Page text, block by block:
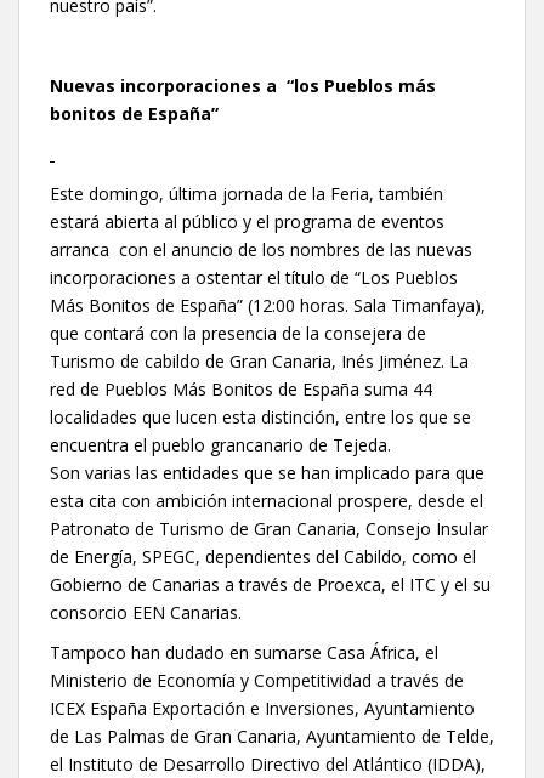
nuestro país”.
Nuevas incorporaciones a “los Pueblos más
bonitos de España”
Este domingo, última jornada de la Feria, también
estará abierta al público y el programa de eventos
arranca con el anuncio de los nombres de las nuevas
incorporaciones a ostentar el título de “Los Pueblos
Más Bonitos de España” (12:00 horas. Sala Timanfaya),
que contará con la presencia de la consejera de
Turismo de cabildo de Gran Canaria, Inés Jiménez. La
red de Pueblos Más Bonitos de España suma 44
localidades que lucen esta distinción, entre los que se
encuentra el pueblo grancanario de Tejeda.
Son varias las entidades que se han implicado para que
esta cita con ambición internacional prospere, desde el
Patronato de Turismo de Gran Canaria, Consejo Insular
de Energía, SPEGC, dependientes del Cabildo, como el
Gobierno de Canarias a través de Proexca, el ITC y el su
consorcio EEN Canarias.
Tampoco han dudado en sumarse Casa África, el
Ministerio de Economía y Competitividad a través de
ICEX España Exportación e Inversiones, Ayuntamiento
de Las Palmas de Gran Canaria, Ayuntamiento de Telde,
el Instituto de Desarrollo Directivo del Atlántico (IDDA),